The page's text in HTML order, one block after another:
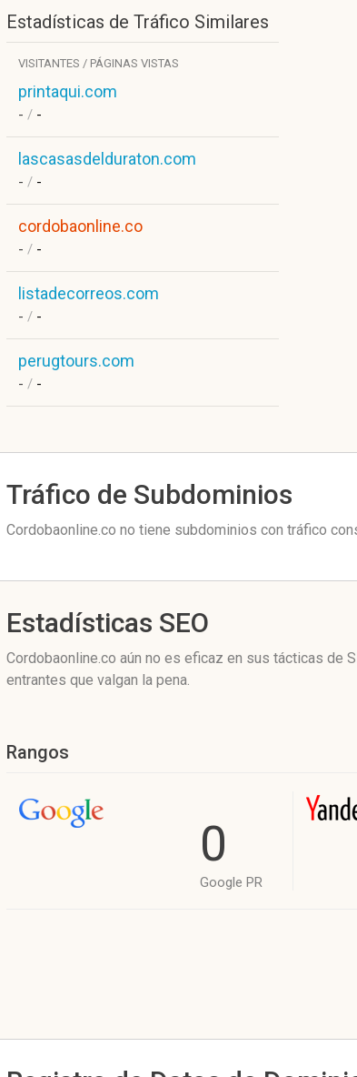
Estadísticas de Tráfico Similares
VISITANTES / PÁGINAS VISTAS
printaqui.com
- / -
lascasasdelduraton.com
- / -
cordobaonline.co
- / -
listadecorreos.com
- / -
perugtours.com
- / -
Tráfico de Subdominios
Cordobaonline.co no tiene subdominios con tráfico
Estadísticas SEO
Cordobaonline.co aún no es eficaz en sus tácticas de
entrantes que valgan la pena.
Rangos
0
Google PR